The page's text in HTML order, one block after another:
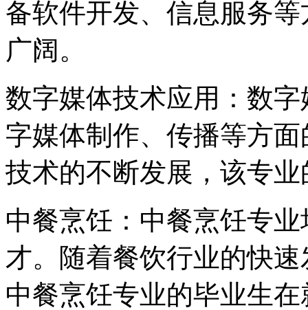
备软件开发、信息服务
广阔。
数字媒体技术应用：数
字媒体制作、传播等方
技术的不断发展，该专
中餐烹饪：中餐烹饪专
才。随着餐饮行业的快
中餐烹饪专业的毕业生